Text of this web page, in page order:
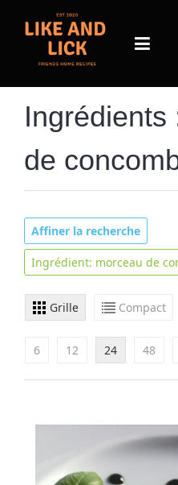
Ingrédients
de
Affiner la recherche
Ingrédient: morceau de
Grille Compact
6 12 24 48